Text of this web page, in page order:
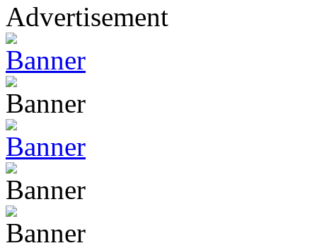
Advertisement